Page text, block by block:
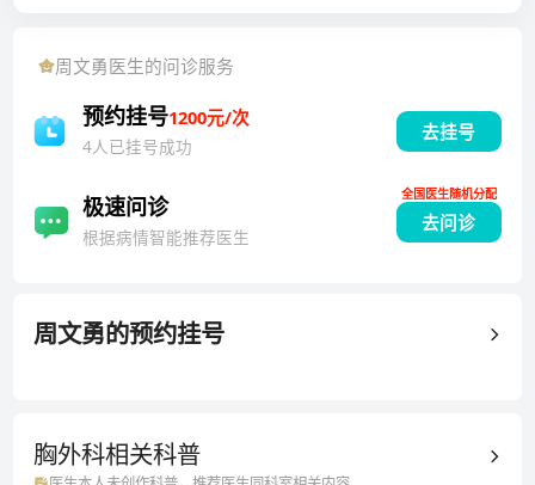
植，肺再移植，活体肺移植；食管癌及食管良性肿瘤的
微创手术治疗。
化疗、靶向或免疫诱导治疗后的手术治疗，及高局部分
期T3/T4胸部恶性肿瘤，如肺上沟瘤、进展期恶性间皮
瘤、胸顶部纵隔肿瘤的初始手术治疗；终末期肺疾病，
肺淋巴管平滑肌瘤病等的肺移植治疗，包括单肺移植，
双肺移植，肺再移植，活体肺移植；食管癌及食管良性
身份赴加拿大伦多总院及附属Latner Thoracic Surgery
手术为主的综合治疗。年手术量1000例以上，累计手术
周文勇医生的问诊服务
预约挂号1200元/次
4人已挂号成功
去挂号
极速问诊
根据病情智能推荐医生
去问诊
全国医生随机分配
周文勇的预约挂号
胸外科相关科普